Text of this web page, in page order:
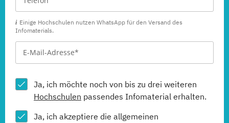
Einige Hochschulen nutzen WhatsApp für den Versand des
Infomaterials.
Ja, ich möchte noch von bis zu drei weiteren
Hochschulen passendes Infomaterial erhalten.
Ja, ich akzeptiere die allgemeinen